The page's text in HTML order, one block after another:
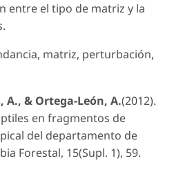
entre el tipo de matriz y la
matriz, perturbación,
A., & Ortega-León, A.(2012).
en fragmentos de
del departamento de
Forestal, 15(Supl. 1), 59.